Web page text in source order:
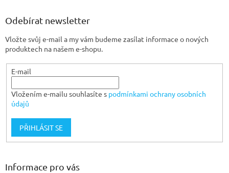
Odebírat newsletter
Vložte svůj e-mail a my vám budeme zasílat informace o nových
produktech na našem e-shopu.
E-mail
Vložením e-mailu souhlasíte s podmínkami ochrany osobních
údajů
PŘIHLÁSIT SE
Informace pro vás